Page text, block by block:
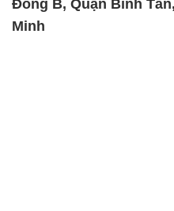
Đông B, Quận Bình
Minh